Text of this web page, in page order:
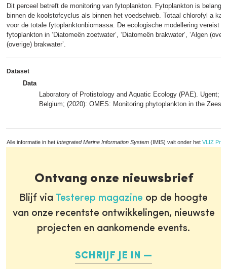
Dit perceel betreft de monitoring van fytoplankton. Fytoplankton is
binnen de koolstofcyclus als binnen het voedselweb. Totaal chlorofyl a
voor de totale fytoplanktonbiomassa. De ecologische modellering vereist
fytoplankton in ‘Diatomeën zoetwater’, ‘Diatomeën brakwater’, ‘Algen
(overige) brakwater’.
Dataset
Data
Laboratory of Protistology and Aquatic Ecology (PAE). Ugent;
Belgium; (2020): OMES: Monitoring phytoplankton in the
Alle informatie in het Integrated Marine Information System (IMIS) valt onder het VLIZ
Ontvang onze nieuwsbrief
Blijf via Testerep magazine op de hoogte
van onze recentste ontwikkelingen, nieuwste
projecten en aankomende events.
SCHRIJF JE IN